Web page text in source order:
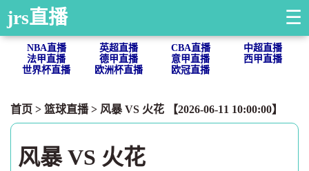
jrs直播 ☰
NBA直播 英超直播 CBA直播
中超直播
法甲直播
德甲直播 意甲直播
西甲直播
世界杯直播
欧洲杯直播 欧冠直播
首页 > 篮球直播> 风暴 VS 火花 【2026-06-11 10:00:00】
风暴 VS 火花